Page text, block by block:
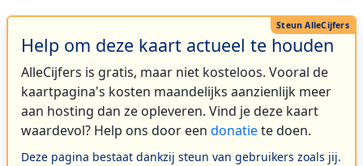
Help om deze kaart actueel te houden
AlleCijfers is gratis, maar niet kosteloos. Vooral de
kaartpagina's kosten maandelijks aanzienlijk meer
aan hosting dan ze opleveren. Vind je deze kaart
waardevol? Help ons door een donatiete doen.
Deze pagina bestaat dankzij steun van gebruikers zoals jij.